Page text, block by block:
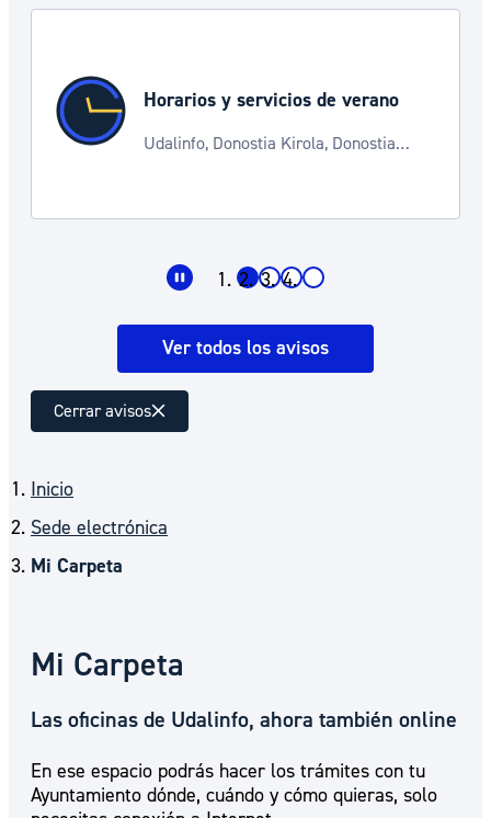
Horarios y servicios de verano
Udalinfo, Donostia Kirola, Donostia
Ver todos los avisos
Cerrar avisos
Inicio
Sede electrónica
Mi Carpeta
Mi Carpeta
Las oficinas de Udalinfo, ahora también online
En ese espacio podrás hacer los trámites con tu
Ayuntamiento dónde, cuándo y cómo quieras, solo